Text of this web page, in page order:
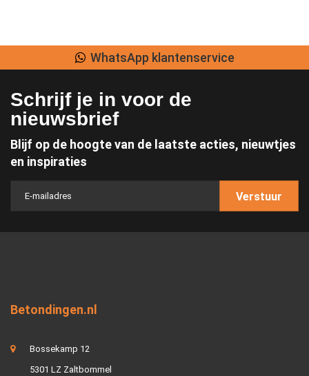
WhatsApp klantenservice
Schrijf je in voor de
nieuwsbrief
Blijf op de hoogte van de laatste acties, nieuwtjes
en inspiraties
Verstuur
Betondingen.nl
Bossekamp 12
5301 LZ Zaltbommel